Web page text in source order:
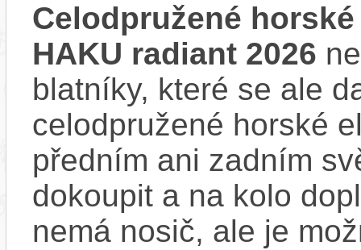
Celodpružené
HAKU radiant 2026
blatníky, které se ale
celodpružené horské
předním ani zadním
dokoupit a na kolo
nemá nosič, ale je